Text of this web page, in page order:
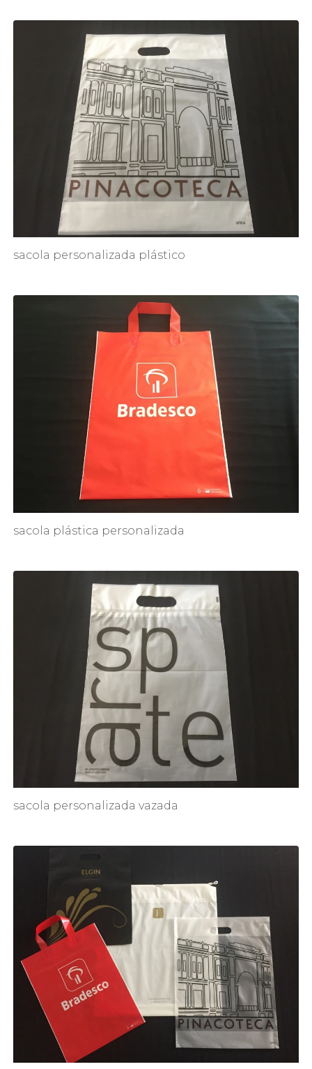
sacola personalizada plástico
sacola plástica personalizada
sacola personalizada vazada